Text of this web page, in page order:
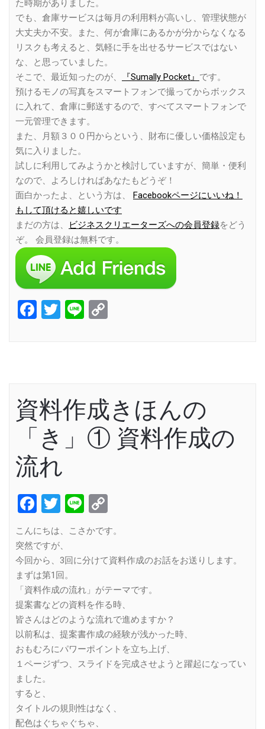
た時期がありました。
でも、倉庫サービスは毎月の利用料が高いし、管理状態が
大丈夫か不安。また、何が倉庫にあるかが分からなくなる
リスクも考えると、気軽に手を出せるサービスではない
な、と思っていました。
そこで、最近知ったのが、
『Sumally Pocket』 です。
預けるモノの写真をスマートフォンで撮ってからボックス
に入れて、倉庫に郵送するので、すべてスマートフォンで
一元管理できます。
また、月額３００円からという、財布に優しい価格設定も
気に入りました。
試しに利用してみようかと検討していますが、簡単・便利
なので、よろしければあなたもどうぞ！
面白かったよ、という方は、 Facebookページにいいね！
もして頂けると嬉しいです
まだの方は、
ビジネスクリエーターズへの会員登録をどう
ぞ。 会員登録は無料です。
Facebook
Twitter
Line
資料作成きほんの
「き」① 資料作成の
流れ
Facebook
Twitter
Line
Link
こんにちは、こさかです。
突然ですが、
今回から、3回に分けて資料作成のお話をお送りします。
まずは第1回。
「資料作成の流れ」がテーマです。
提案書などの資料を作る時、
皆さんはどのような流れで進めますか？
以前私は、提案書作成の経験が浅かった時、
おもむろにパワーポイントを立ち上げ、
１ページずつ、スライドを完成させようと躍起になってい
ました。
すると、
タイトルの規則性はなく、
配色はぐちゃぐちゃ、